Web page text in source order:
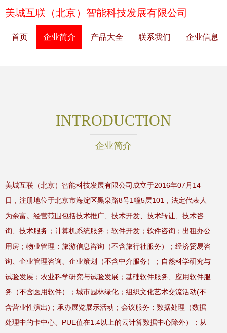
美城互联（北京）智能科技发展有限公司
首页 企业简介 产品大全 联系我们 企业信息
INTRODUCTION
企业简介
美城互联（北京）智能科技发展有限公司成立于2016年07月14
日，注册地位于北京市海淀区黑泉路8号1幢5层101，法定代表人
为余富。经营范围包括技术推广、技术开发、技术转让、技术咨
询、技术服务；计算机系统服务；软件开发；软件咨询；出租办公
用房；物业管理；旅游信息咨询（不含旅行社服务）；经济贸易咨
询、企业管理咨询、企业策划（不含中介服务）；自然科学研究与
试验发展；农业科学研究与试验发展；基础软件服务、应用软件服
务（不含医用软件）；城市园林绿化；组织文化艺术交流活动(不
含营业性演出)；承办展览展示活动；会议服务；数据处理（数据
处理中的卡中心、PUE值在1.4以上的云计算数据中心除外）；从